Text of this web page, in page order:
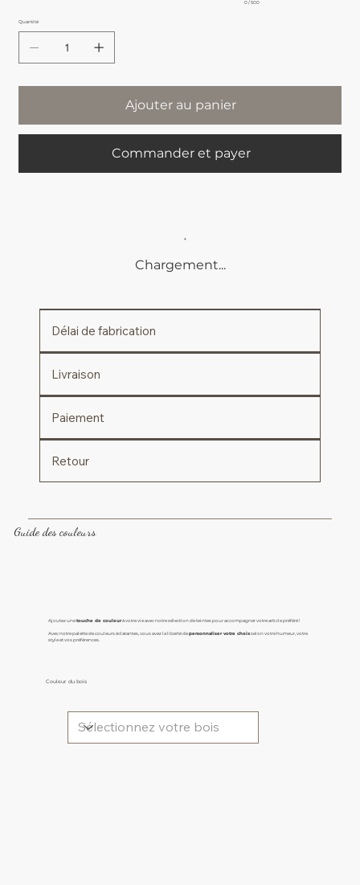
0 / 500
Quantité
Ajouter au panier
Commander et payer
Chargement...
Délai de fabrication
Livraison
Paiement
Retour
Guide des couleurs
Ajoutez unetouche de couleurà votre vie avec notre sélection de teintes pour accompagner votre article préféré !
Avec notre palette de couleurs éclatantes, vous avez la liberté depersonnaliser votre choixselon votre humeur, votre
style et vos préférences.
Couleur du bois